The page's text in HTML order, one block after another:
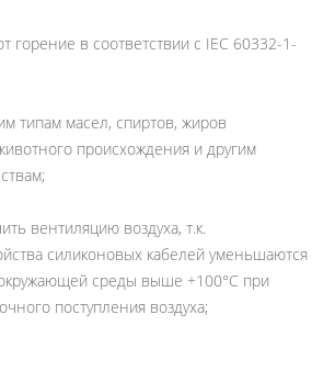
горение в соответствии с IEC 60332-1-
типам масел, спиртов, жиров
происхождения и другим
вентиляцию воздуха, т.к.
силиконовых кабелей уменьшаются
среды выше +100°C при
поступления воздуха;